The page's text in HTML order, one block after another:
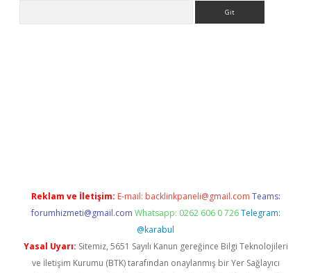
Reklam ve İletişim: E-mail: backlinkpaneli@gmail.com Teams:
forumhizmeti@gmail.com Whatsapp: 0262 606 0 726 Telegram:
@karabul
Yasal Uyarı: Sitemiz, 5651 Sayılı Kanun gereğince Bilgi Teknolojileri
ve İletişim Kurumu (BTK) tarafından onaylanmış bir Yer Sağlayıcı